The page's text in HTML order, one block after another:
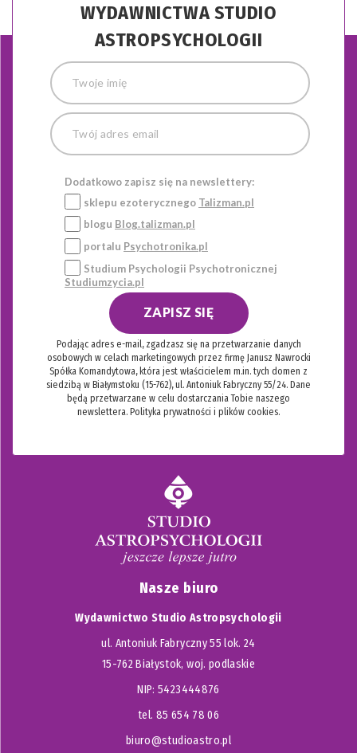
WYDAWNICTWA STUDIO
ASTROPSYCHOLOGII
Dodatkowo zapisz się na newslettery:
sklepu ezoterycznego Talizman.pl
blogu Blog.talizman.pl
portalu Psychotronika.pl
Studium Psychologii Psychotronicznej
Studiumzycia.pl
ZAPISZ SIĘ
Podając adres e-mail, zgadzasz się na przetwarzanie danych
osobowych w celach marketingowych przez firmę Janusz Nawrocki
Spółka Komandytowa, która jest właścicielem m.in. tych domen z
siedzibą w Białymstoku (15-762), ul. Antoniuk Fabryczny 55/24. Dane
będą przetwarzane w celu dostarczania Tobie naszego
newslettera. Polityka prywatności i plików cookies.
Nasze biuro
Wydawnictwo Studio Astropsychologii
ul. Antoniuk Fabryczny 55 lok. 24
15-762 Białystok, woj. podlaskie
NIP: 5423444876
tel. 85 654 78 06
biuro@studioastro.pl